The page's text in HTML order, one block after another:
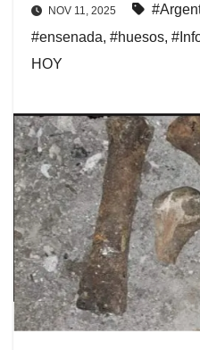
NOV 11, 2025
#ensenada, #huesos,
HOY